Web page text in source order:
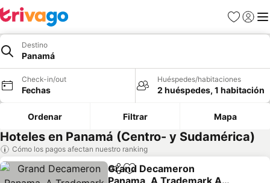
Favoritos
Iniciar
Destino
Panamá
Check-in/out
Fechas
Huéspedes/habitaciones
2 huéspedes, 1 habitación
Ordenar Filtrar Mapa
Hoteles en Panamá (Centro- y Sudamérica)
Cómo los pagos afectan nuestro ranking
CompartirAgregar a favoritos
Grand Decameron
Panama, A Trademark All